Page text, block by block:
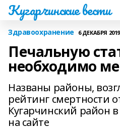
Кугарчинские вести
Здравоохранение 6 ДЕКАБРЯ
Печальную
необходимо
Названы районы,
рейтинг смертности
Кугарчинский район
на сайте